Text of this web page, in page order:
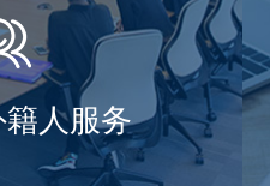
籍人服务